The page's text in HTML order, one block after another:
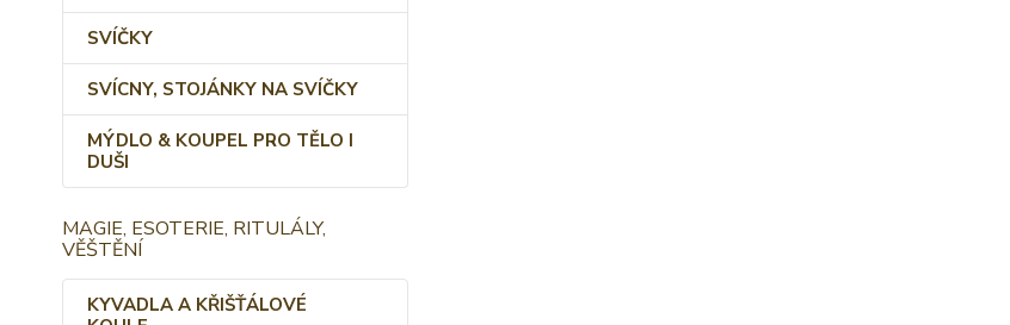
SVÍČKY
SVÍCNY, STOJÁNKY NA SVÍČKY
MÝDLO & KOUPEL PRO TĚLO I
DUŠI
MAGIE, ESOTERIE, RITULÁLY,
VĚŠTĚNÍ
KYVADLA A KŘIŠŤÁLOVÉ